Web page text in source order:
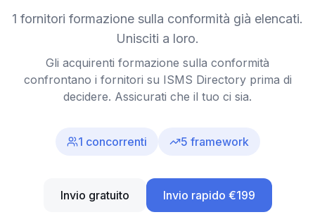
1 fornitori formazione sulla conformità già elencati.
Unisciti a loro.
Gli acquirenti formazione sulla conformità
confrontano i fornitori su ISMS Directory prima di
decidere. Assicurati che il tuo ci sia.
1 concorrenti 5 framework
Invio gratuito Invio rapido €199